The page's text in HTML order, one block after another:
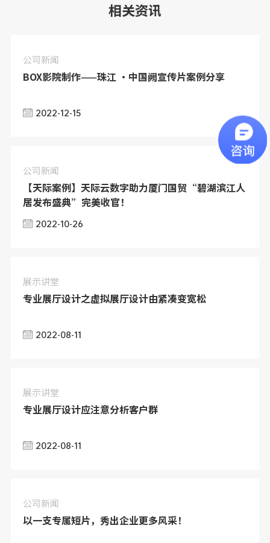
相关资讯
NEWS
公司新闻
BOX影院制作——珠江 ·中国阙宣传片案例分享
2022-12-15
公司新闻
【天际案例】天际云数字助力厦门国贸“碧湖滨江人
居发布盛典”完美收官！
2022-10-26
展示讲堂
专业展厅设计之虚拟展厅设计由紧凑变宽松
2022-08-11
展示讲堂
专业展厅设计应注意分析客户群
2022-08-11
公司新闻
以一支专属短片，秀出企业更多风采！